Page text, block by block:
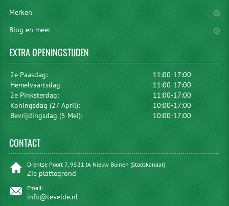
Merken
Blog en meer
EXTRAOPENINGSTIJDEN
2e Paasdag:
11:00-17:00
Hemelvaartsdag
11:00-17:00
2e Pinksterdag:
11:00-17:00
Koningsdag (27 April):
10:00-17:00
Bevrijdingsdag (5 Mei):
10:00-17:00
CONTACT
Drentse Poort 7, 9521 JA Nieuw Buinen (Stadskanaal)
Zie plattegrond
Email:
info@tevelde.nl